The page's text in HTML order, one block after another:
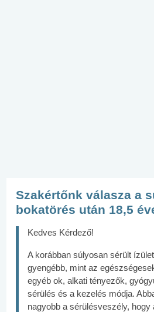
Szakértőnk válasza a
bokatörés után 18,5
Kedves Kérdező!
A korábban súlyosan sérült
gyengébb, mint az
egyéb ok, alkati tényezők,
sérülés és a kezelés módja.
nagyobb a sérülésveszély,